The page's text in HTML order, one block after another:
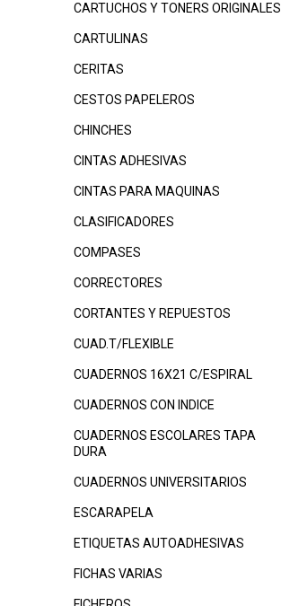
CARTUCHOS Y TONERS ORIGINALES
CARTULINAS
CERITAS
CESTOS PAPELEROS
CHINCHES
CINTAS ADHESIVAS
CINTAS PARA MAQUINAS
CLASIFICADORES
COMPASES
CORRECTORES
CORTANTES Y REPUESTOS
CUAD.T/FLEXIBLE
CUADERNOS 16X21 C/ESPIRAL
CUADERNOS CON INDICE
CUADERNOS ESCOLARES TAPA
DURA
CUADERNOS UNIVERSITARIOS
ESCARAPELA
ETIQUETAS AUTOADHESIVAS
FICHAS VARIAS